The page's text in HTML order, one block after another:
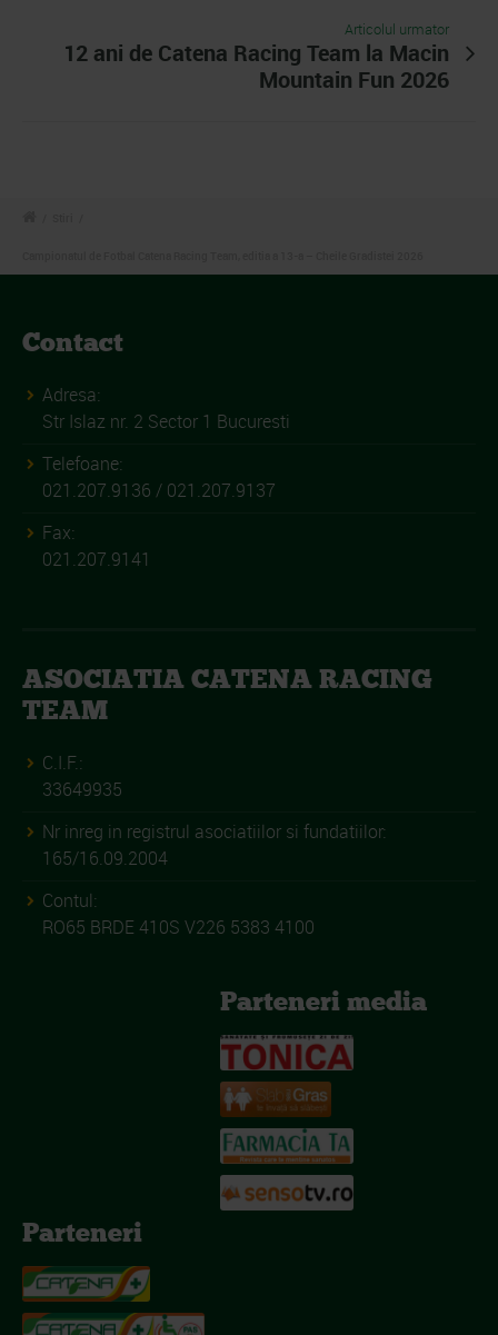
Articolul urmator
12 ani de Catena Racing Team la Macin
Mountain Fun 2026
Contact
Adresa:
Str Islaz nr. 2 Sector 1 Bucuresti
Telefoane:
021.207.9136 / 021.207.9137
Fax:
021.207.9141
ASOCIATIA CATENA RACING
TEAM
C.I.F.:
33649935
Nr inreg in registrul asociatiilor si fundatiilor:
165/16.09.2004
Contul:
RO65 BRDE 410S V226 5383 4100
Parteneri
Parteneri media